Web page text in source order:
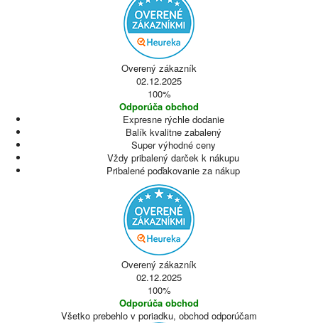
Overený zákazník
02.12.2025
100%
Odporúča obchod
Expresne rýchle dodanie
Balík kvalitne zabalený
Super výhodné ceny
Vždy pribalený darček k nákupu
Pribalené poďakovanie za nákup
Overený zákazník
02.12.2025
100%
Odporúča obchod
Všetko prebehlo v poriadku, obchod odporúčam